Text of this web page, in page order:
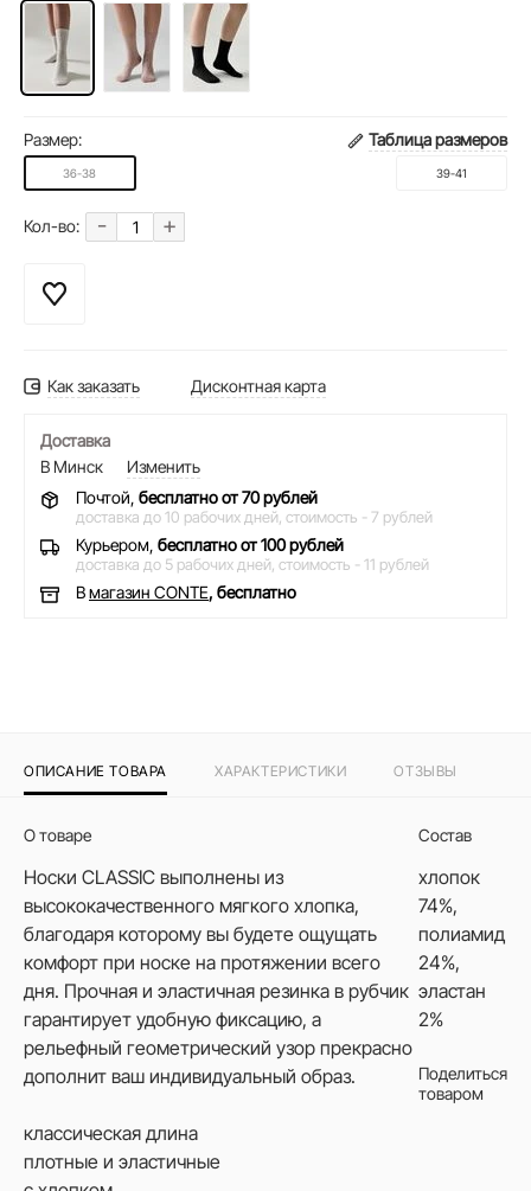
Размер: Таблица размеров
36-38 39-41
Кол-во: - +
Как заказать Дисконтная карта
Доставка
В Минск
Изменить
Почтой, бесплатно от 70 рублей
доставка до 10 рабочих дней, стоимость - 7 рублей
Курьером, бесплатно от 100 рублей
доставка до 5 рабочих дней, стоимость - 11 рублей
Вмагазин CONTE, бесплатно
ОПИСАНИЕ ТОВАРА ХАРАКТЕРИСТИКИ ОТЗЫВЫ
О товаре
Носки CLASSIC выполнены из
высококачественного мягкого хлопка,
благодаря которому вы будете ощущать
комфорт при носке на протяжении всего
дня. Прочная и эластичная резинка в рубчик
гарантирует удобную фиксацию, а
рельефный геометрический узор прекрасно
дополнит ваш индивидуальный образ.
классическая длина
плотные и эластичные
Состав
хлопок
74%,
полиамид
24%,
эластан
2%
Поделиться
товаром